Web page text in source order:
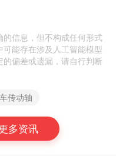
信息，但不构成任何形式
能存在涉及人工智能模型
偏差或遗漏，请自行判断
传动轴
多资讯